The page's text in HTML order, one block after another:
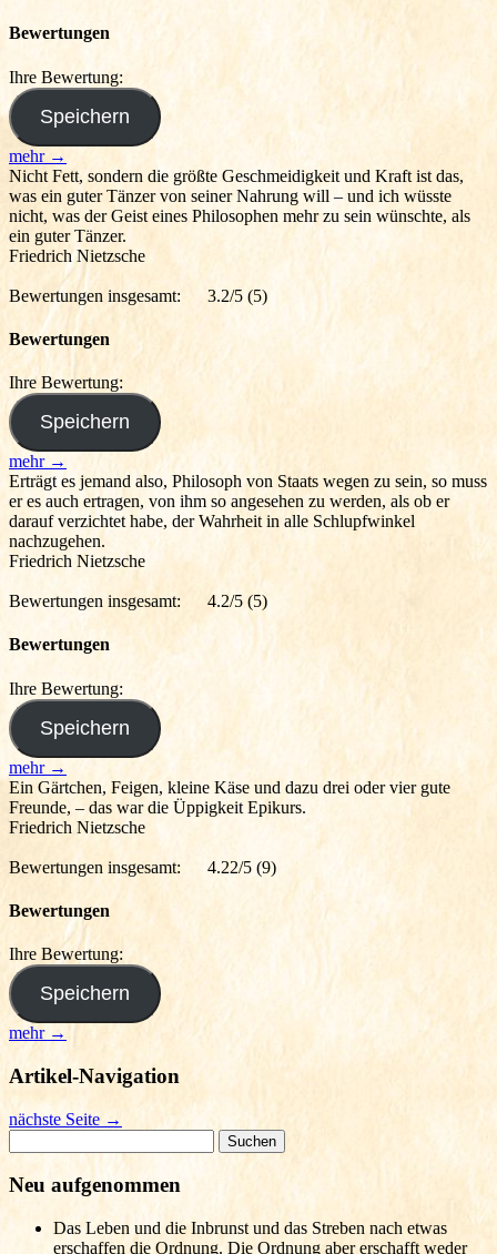
Bewertungen
Ihre Bewertung:
mehr →
Nicht Fett, sondern die größte Geschmeidigkeit und Kraft ist das,
was ein guter Tänzer von seiner Nahrung will – und ich wüsste
nicht, was der Geist eines Philosophen mehr zu sein wünschte, als
ein guter Tänzer.
Friedrich Nietzsche
Bewertungen insgesamt: 3.2/5 (5)
Bewertungen
Ihre Bewertung:
mehr →
Erträgt es jemand also, Philosoph von Staats wegen zu sein, so muss
er es auch ertragen, von ihm so angesehen zu werden, als ob er
darauf verzichtet habe, der Wahrheit in alle Schlupfwinkel
nachzugehen.
Friedrich Nietzsche
Bewertungen insgesamt: 4.2/5 (5)
Bewertungen
Ihre Bewertung:
mehr →
Ein Gärtchen, Feigen, kleine Käse und dazu drei oder vier gute
Freunde, – das war die Üppigkeit Epikurs.
Friedrich Nietzsche
Bewertungen insgesamt: 4.22/5 (9)
Bewertungen
Ihre Bewertung:
mehr →
Artikel-Navigation
nächste Seite →
nach:
Neu aufgenommen
Das Leben und die Inbrunst und das Streben nach etwas
erschaffen die Ordnung. Die Ordnung aber erschafft weder